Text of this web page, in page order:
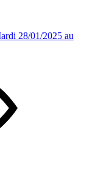
28/01/2025 au